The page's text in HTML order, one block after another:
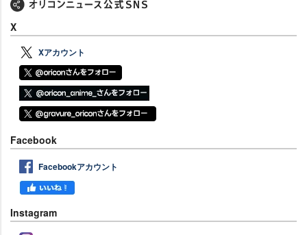
X
Xアカウント
Facebook
Facebookアカウント
Instagram